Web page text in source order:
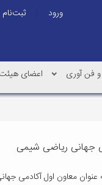
ورود |
ثبت‌نام
فن آوری اعضای
جهانی ریاضی شیمی
عنوان معاون اول آکادمی